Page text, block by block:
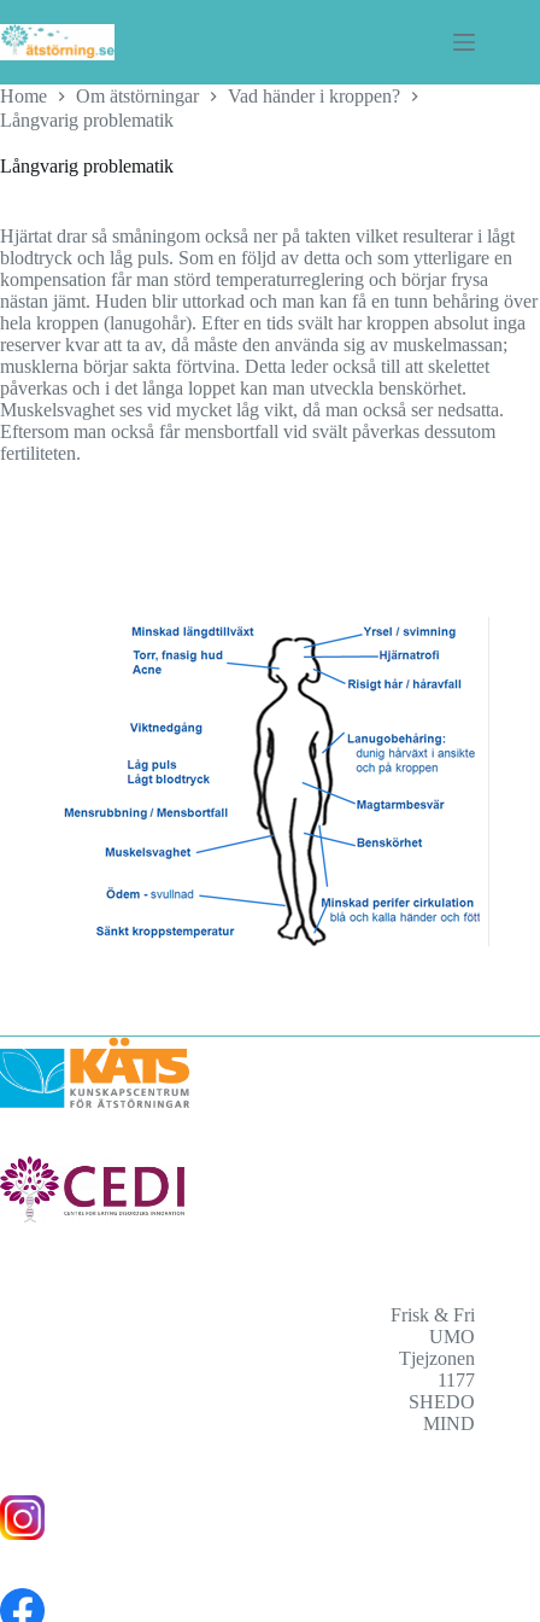
to
content
Home Om ätstörningar
Vad händer i kroppen?
Långvarig problematik
Långvarig problematik
Hjärtat drar så småningom också ner på takten vilket resulterar i lågt
blodtryck och låg puls. Som en följd av detta och som ytterligare en
kompensation får man störd temperaturreglering och börjar frysa
nästan jämt. Huden blir uttorkad och man kan få en tunn behåring över
hela kroppen (lanugohår). Efter en tids svält har kroppen absolut inga
reserver kvar att ta av, då måste den använda sig av muskelmassan;
musklerna börjar sakta förtvina. Detta leder också till att skelettet
påverkas och i det långa loppet kan man utveckla benskörhet.
Muskelsvaghet ses vid mycket låg vikt, då man också ser nedsatta.
Eftersom man också får mensbortfall vid svält påverkas dessutom
fertiliteten.
Frisk & Fri
UMO
Tjejzonen
1177
SHEDO
MIND